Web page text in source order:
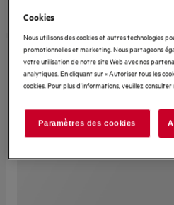
Cookies
Nous utilisons des cookies et autres technologies
promotionnelles et marketing. Nous partageons
votre utilisation de notre site Web avec nos
analytiques. En cliquant sur « Autoriser tous les
cookies. Pour plus d'informations, veuillez
Paramètres des cookies